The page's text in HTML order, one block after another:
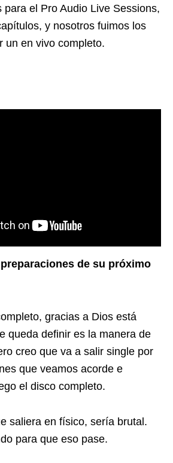
para el Pro Audio Live Sessions,
y nosotros fuimos los
un en vivo completo.
de su próximo
gracias a Dios está
queda definir es la manera de
creo que va a salir single por
que veamos acorde e
el disco completo.
saliera en físico, sería brutal.
para que eso pase.